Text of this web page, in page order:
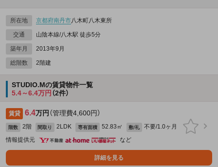
所在地 京都府南丹市八木町八木東所
交通 山陰本線/八木駅 徒歩5分
築年月 2013年9月
総階数 2階建
STUDIO.Mの賃貸物件一覧
5.4～6.4万円 （2件）
賃貸 6.4万円 （管理費4,600円）
階数 2階 間取り 2LDK 専有面積 52.83㎡ 敷/礼
不要/1.0ヶ月
情報提供元
など
詳細を見る